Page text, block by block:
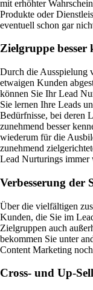
mit erhöhter
Produkte oder
eventuell schon gar
Zielgruppe besser
Durch die Ausspielung
etwaigen Kunden
können Sie Ihr Lead
Sie lernen Ihre Leads
Bedürfnisse, bei deren
zunehmend besser
wiederum für die
zunehmend
Lead Nurturings immer
Verbesserung der
Über die vielfältigen
Kunden, die Sie im
Zielgruppen auch
bekommen Sie unter
Content Marketing
Cross- und Up-